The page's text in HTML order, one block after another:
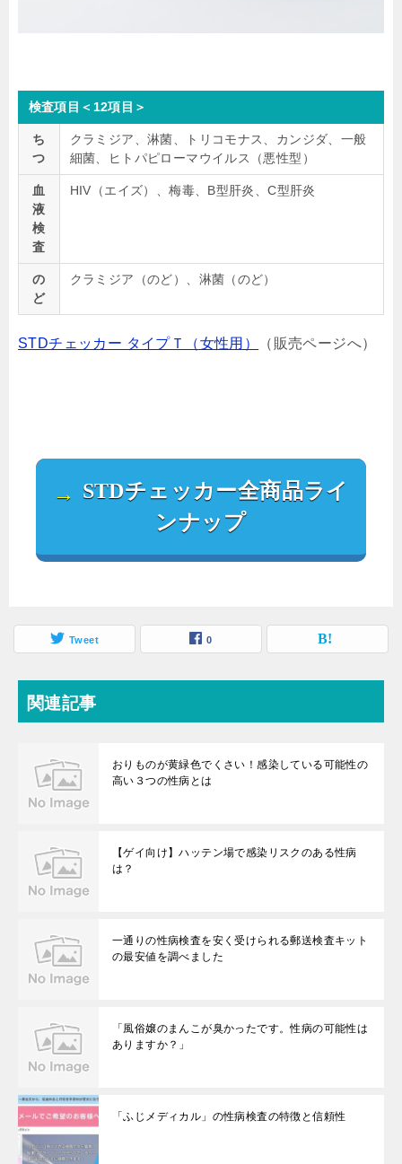
検査項目＜12項目＞
ち
つ
クラミジア、淋菌、トリコモナス、カンジダ、一般
細菌、ヒトパピローマウイルス（悪性型）
血
液
検
査
HIV（エイズ）、梅毒、B型肝炎、C型肝炎
の
ど
クラミジア（のど）、淋菌（のど）
STDチェッカー タイプＴ（女性用） （販売ページへ）
→ STDチェッカー全商品ライ
ンナップ
Tweet 0
関連記事
おりものが黄緑色でくさい！感染している可能性の
高い３つの性病とは
【ゲイ向け】ハッテン場で感染リスクのある性病
は？
一通りの性病検査を安く受けられる郵送検査キット
の最安値を調べました
「風俗嬢のまんこが臭かったです。性病の可能性は
ありますか？」
「ふじメディカル」の性病検査の特徴と信頼性